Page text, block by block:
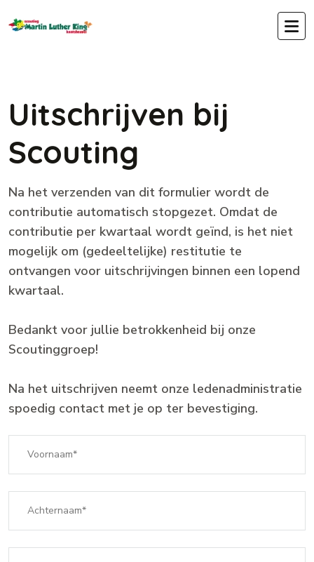
Uitschrijven bij
Scouting
Na het verzenden van dit formulier wordt de
contributie automatisch stopgezet. Omdat de
contributie per kwartaal wordt geïnd, is het niet
mogelijk om (gedeeltelijke) restitutie te
ontvangen voor uitschrijvingen binnen een lopend
kwartaal.
Bedankt voor jullie betrokkenheid bij onze
Scoutinggroep!
Na het uitschrijven neemt onze ledenadministratie
spoedig contact met je op ter bevestiging.